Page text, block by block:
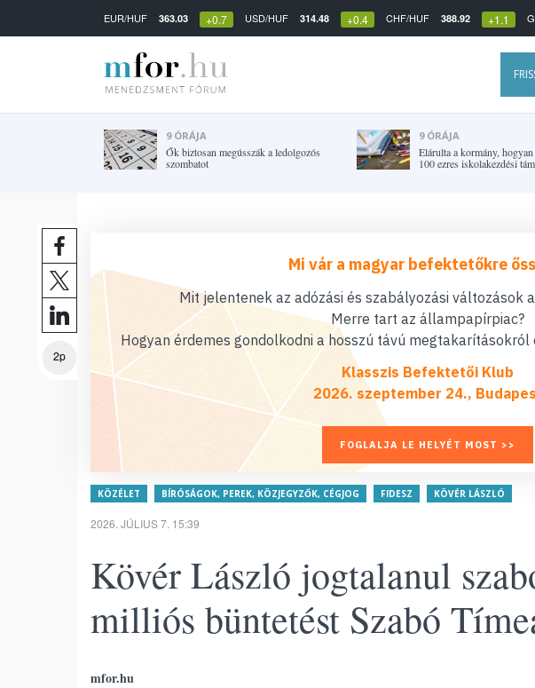
EUR/HUF 363.03 +0.7 USD/HUF 314.48 +0.4 CHF/HUF 388.92 +1.1
9 ÓRÁJA
Ők biztosan megússzák a ledolgozós
szombatot
9 ÓRÁJA
Elárulta a kormány,
100 ezres iskolakezdési
2p
Mi vár a magyar befektetőkre
Mit jelentenek az adózási és szabályozási változások
Merre tart az állampapírpiac?
Hogyan érdemes gondolkodni a hosszú távú
Klasszis Befektetői Klub
2026. szeptember 24.,
FOGLALJA LE HELYÉT MOST >>
KÖZÉLET BÍRÓSÁGOK, PEREK, KÖZJEGYZŐK, CÉGJOG FIDESZ KÖVÉR LÁSZLÓ
2026. JÚLIUS 7. 15:39
Kövér László jogtalanul
milliós büntetést Szabó
mfor.hu